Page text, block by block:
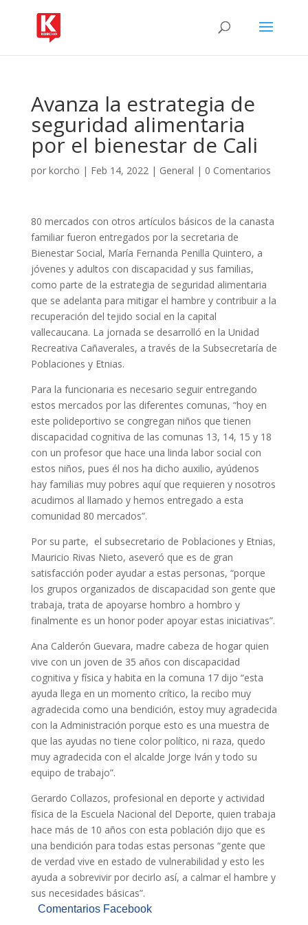
Avanza la estrategia de
seguridad alimentaria
por el bienestar de Cali
por korcho | Feb 14, 2022| General | 0 Comentarios
80 mercados con otros artículos básicos de la canasta
familiar fueron entregados por la secretaria de
Bienestar Social, María Fernanda Penilla Quintero, a
jóvenes y adultos con discapacidad y sus familias,
como parte de la estrategia de seguridad alimentaria
que se adelanta para mitigar el hambre y contribuir a la
recuperación del tejido social en la capital
vallecaucana. La jornada se desarrolló en la Unidad
Recreativa Cañaverales, a través de la Subsecretaría de
Poblaciones y Etnias.
Para la funcionaria es necesario seguir entregando
estos mercados por las diferentes comunas, “hoy en
este polideportivo se congregan niños que tienen
discapacidad cognitiva de las comunas 13, 14, 15 y 18
con un profesor que hace una linda labor social con
estos niños, pues él nos ha dicho auxilio, ayúdenos
hay familias muy pobres aquí que requieren y nosotros
acudimos al llamado y hemos entregado a esta
comunidad 80 mercados”.
Por su parte, ­ el subsecretario de Poblaciones y Etnias,
Mauricio Rivas Nieto, aseveró que es de gran
satisfacción poder ayudar a estas personas, “porque
los grupos organizados de discapacidad son gente que
trabaja, trata de apoyarse hombro a hombro y
finalmente es un honor poder apoyar estas iniciativas”.
Ana Calderón Guevara, madre cabeza de hogar quien
vive con un joven de 35 años con discapacidad
cognitiva y física y habita en la comuna 17 dijo “esta
ayuda llega en un momento crítico, la recibo muy
agradecida como una bendición, estoy muy agradecida
con la Administración porque esto es una muestra de
que las ayudas no tiene color político, ni raza, quedo
muy agradecida con el alcalde Jorge Iván y todo su
equipo de trabajo”.
Gerardo Collazos, profesional en deporte y actividad
física de la Escuela Nacional del Deporte, quien trabaja
hace más de 10 años con esta población dijo que es
una bendición para todas estas personas “gente que
de verdad vive en estado de vulnerabilidad y esto les
ayuda a sobrevivir por decirlo así, a calmar el hambre y
sus necesidades básicas”.
Comentarios Facebook